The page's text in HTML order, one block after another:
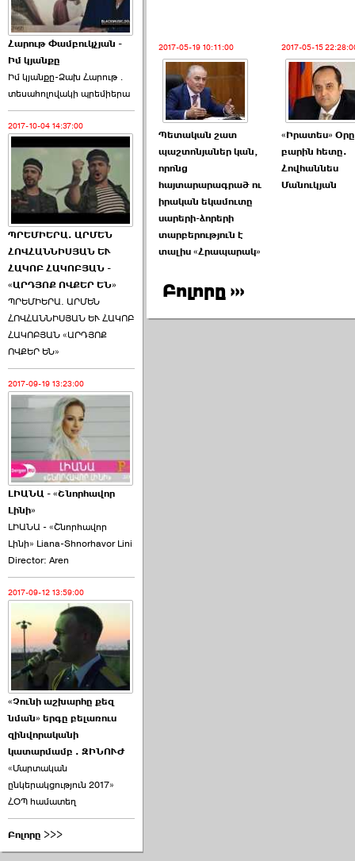
Հարութ Փամբուկչյան -
Իմ կյանքը
Իմ կյանքը-Ձախ Հարnւթ․
տեuաhnլnվակի պրեմիերա
2017-10-04 14:37:00
ՊՐԵՄԻԵՐԱ. ԱՐՄԵՆ
ՀՈՎՀԱՆՆԻՍՅԱՆ ԵՒ
ՀԱԿՈԲ ՀԱԿՈԲՅԱՆ -
«ԱՐԴՅՈՔ ՈՎՔԵՐ ԵՆ»
ՊՐԵՄԻԵՐԱ. ԱՐՄԵՆ
ՀՈՎՀԱՆՆԻՍՅԱՆ ԵՒ ՀԱԿՈԲ
ՀԱԿՈԲՅԱՆ «ԱՐԴՅՈՔ
ՈՎՔԵՐ ԵՆ»
2017-09-19 13:23:00
ԼԻԱՆԱ - «Շնորհավոր
Լինի»
ԼԻԱՆԱ - «Շնորհավոր
Լինի» Liana-Shnorhavor Lini
Director: Aren
2017-09-12 13:59:00
«Չունի աշխարհը քեզ
նման» երգը բելառուս
զինվորականի
կատարմամբ . ԶԻՆՈՒԺ
«Մարտական
ընկերակցություն 2017»
ՀՕՊ համատեղ
Բոլորը >>>
2017-05-19 10:11:00
Պետական շատ
պաշտոնյաներ կան,
որոնց
հայտարարագրած ու
իրական եկամուտը
սարերի-ձորերի
տարբերություն է
տալիս «Հրապարակ»
2017-05-15
«Իրատես»
բարին հետը.
Հովհաննես
Մանուկյան
Բոլորը ›››